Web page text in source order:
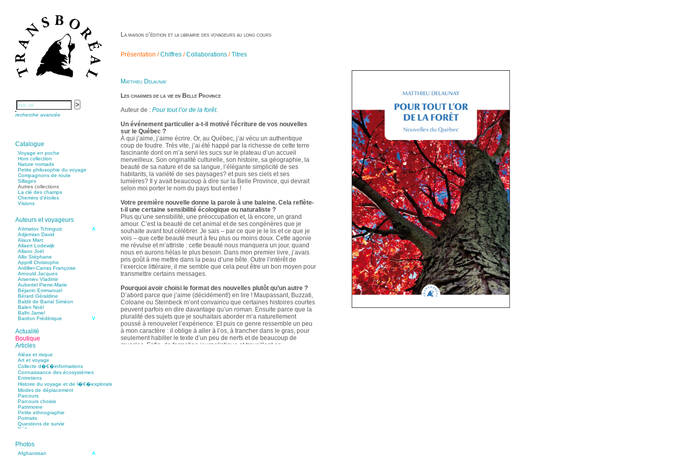
recherche avancée
Catalogue
Voyage en poche
Hors collection
Nature nomade
Petite philosophie du voyage
Compagnons de route
Sillages
Autres collections
La clé des champs
Chemins d’étoiles
Visions
Auteurs et voyageurs
Aïtmatov Tchinguiz
Adjemian David
Alaux Marc
Allaert Lodewijk
Allano Joël
Allix Stéphane
Apprill Christophe
Ardillier-Carras Françoise
Arnould Jacques
Arseniev Vladimir
Aubertel Pierre-Marie
Béjanin Emmanuel
Bérard Géraldine
Baldit de Barral Siméon
Balen Noël
Balhi Jamel
Bardon Frédérique
Bastide Fabien
Baudin Julie
Baujard Jacques
Bazin Sylvain
Bellanger Marc
Bellec Hervé
Belleville Régis
Benestar Géraldine
Benoist Yann
Bertrand Jordane
Bertrandy Antoine
Bezsonov Youri
Bideau Michel-Cosme
Billard Yannick
Blanchet Anne-Lise
Bluntzer Christophe
Bobin Mathieu
Boch Anne-Laure
Boch Julie
Boillot Henri
Bonnem Éric
Boudart Jean-Louis
Actualité
Boutique
Articles
Aléas et risque
Art et voyage
Collecte d�€�informations
Connaissance des écosystèmes
Entretiens
Histoire du voyage et de l�€�exploration
Modes de déplacement
Parcours
Parcours choisis
Patrimoine
Petite ethnographie
Portraits
Questions de survie
Réflexions
Photos
Afghanistan
La maison d’édition et la librairie des voyageurs au long cours
Présentation /Chiffres /Collaborations /Titres
Matthieu Delaunay
Les charmes de la vie en Belle Province
Auteur de : Pour tout l’or de la forêt.
Un événement particulier a-t-il motivé l’écriture de vos nouvelles
sur le Québec ?
À qui j’aime, j’aime écrire. Or, au Québec, j’ai vécu un authentique
coup de foudre. Très vite, j’ai été happé par la richesse de cette terre
fascinante dont on m’a servi les sucs sur le plateau d’un accueil
merveilleux. Son originalité culturelle, son histoire, sa géographie, la
beauté de sa nature et de sa langue, l’élégante simplicité de ses
habitants, la variété de ses paysages? et puis ses ciels et ses
lumières? Il y avait beaucoup à dire sur la Belle Province, qui devrait
selon moi porter le nom du pays tout entier !
Votre première nouvelle donne la parole à une baleine. Cela reflète-
t-il une certaine sensibilité écologique ou naturaliste ?
Plus qu’une sensibilité, une préoccupation et, là encore, un grand
amour. C’est la beauté de cet animal et de ses congénères que je
souhaite avant tout célébrer. Je sais – par ce que je le lis et ce que je
vois – que cette beauté meurt à feu plus ou moins doux. Cette agonie
me révulse et m’attriste : cette beauté nous manquera un jour, quand
nous en aurons hélas le plus besoin. Dans mon premier livre, j’avais
pris goût à me mettre dans la peau d’une bête. Outre l’intérêt de
l’exercice littéraire, il me semble que cela peut être un bon moyen pour
transmettre certains messages.
Pourquoi avoir choisi le format des nouvelles plutôt qu’un autre ?
D’abord parce que j’aime (décidément!) en lire ! Maupassant, Buzzati,
Coloane ou Steinbeck m’ont convaincu que certaines histoires courtes
peuvent parfois en dire davantage qu’un roman. Ensuite parce que la
pluralité des sujets que je souhaitais aborder m’a naturellement
poussé à renouveler l’expérience. Et puis ce genre ressemble un peu
à mon caractère : il oblige à aller à l’os, à trancher dans le gras, pour
seulement habiller le texte d’un peu de nerfs et de beaucoup de
muscles. Enfin, de formation journalistique et travaillant en